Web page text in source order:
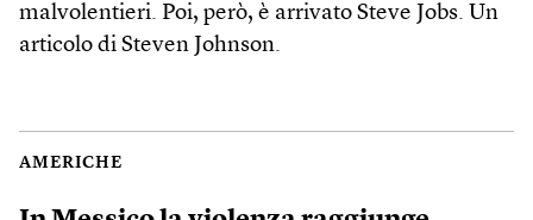
malvolentieri. Poi, però, è arrivato Steve Jobs. Un
articolo di Steven Johnson.
AMERICHE